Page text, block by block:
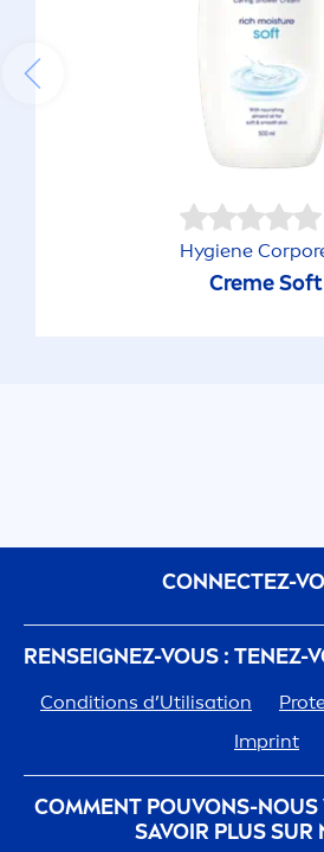
Hygiene
CremeSoft
RENSEIGNEZ-VOUS : TENEZ-
Conditions d’Utilisation
Imprint
COMMENT POUVONS-NOUS
SAVOIR PLUS SUR
CONNECTEZ-